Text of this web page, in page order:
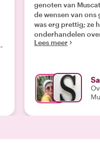
genoten van
de wensen van ons
was erg prettig; ze
onderhandelen
zelfs op een paar
Lees meer